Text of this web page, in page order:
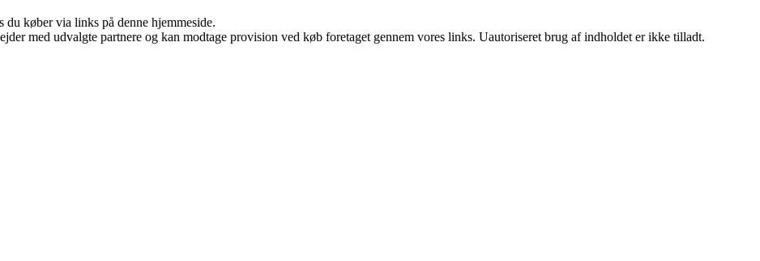
køber via links på denne hjemmeside.
med udvalgte partnere og kan modtage provision ved køb foretaget gennem vores links. Uautoriseret brug af indholdet er ikke tilladt.